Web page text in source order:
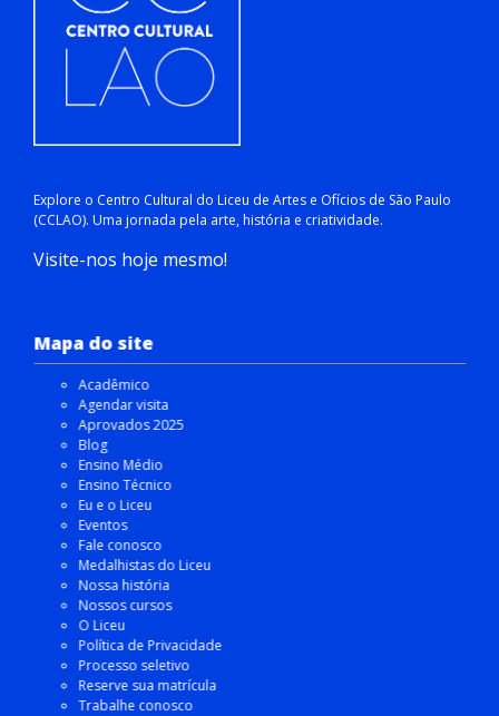
Explore o Centro Cultural do Liceu de Artes e Ofícios de São Paulo
(CCLAO). Uma jornada pela arte, história e criatividade.
Visite-nos hoje mesmo!
Mapa do site
Acadêmico
Agendar visita
Aprovados 2025
Blog
Ensino Médio
Ensino Técnico
Eu e o Liceu
Eventos
Fale conosco
Medalhistas do Liceu
Nossa história
Nossos cursos
O Liceu
Política de Privacidade
Processo seletivo
Reserve sua matrícula
Trabalhe conosco